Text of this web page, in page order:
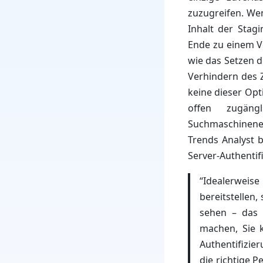
zuzugreifen.
Inhalt der
Ende zu einem
wie das Setzen
Verhindern des
keine dieser
offen
Trends Analyst
Server-
bereitstellen,
sehen – das
machen, Sie
die richtige